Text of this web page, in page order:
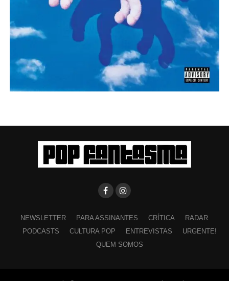
NEWSLETTER PARA ASSINANTES CRÍTICA
RADAR
PODCASTS
CULTURA POP ENTREVISTAS
URGENTE!
QUEM SOMOS